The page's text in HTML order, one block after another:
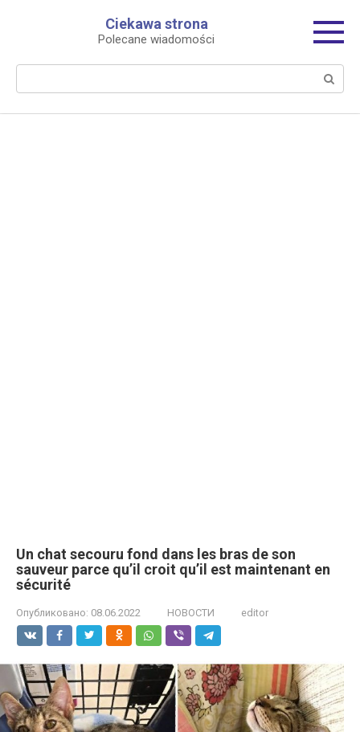
Ciekawa strona
Polecane wiadomości
Un chat secouru fond dans les bras de son
sauveur parce qu’il croit qu’il est maintenant en
sécurité
Опубликовано: 08.06.2022 НОВОСТИ editor